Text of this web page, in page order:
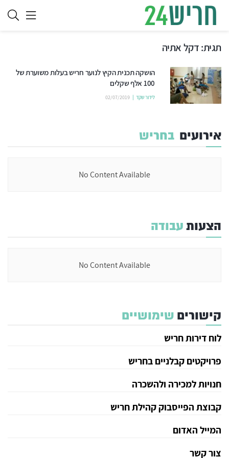
תגית:דקל אתיה
הושקה תכנית הקיץ לנוער חריש בעלות משוערת של
100 אלף שקלים
לידור שקד 02/07/2019
אירועים בחריש
No Content Available
הצעותעבודה
No Content Available
קישורים שימושיים
לוח דירות חריש
פרויקטים קבלניים בחריש
חנויות למכירה ולהשכרה
קבוצת הפייסבוק קהילת חריש
המייל האדום
צור קשר